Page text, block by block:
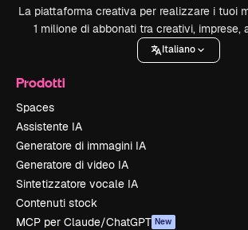
La piattaforma creativa per realizzare i tuoi
1 milione di abbonati tra creativi, imprese,
Italiano
Prodotti
Spaces
Assistente IA
Generatore di immagini IA
Generatore di video IA
Sintetizzatore vocale IA
Contenuti stock
MCP per Claude/ChatGPT New